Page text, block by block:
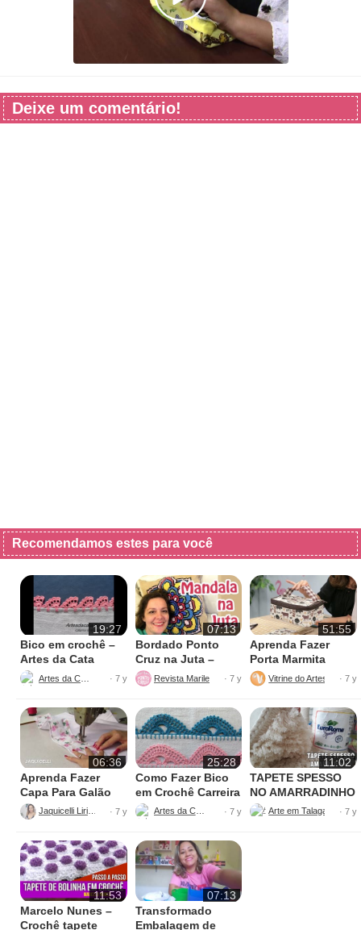
Deixe um comentário!
Recomendamos estes para você
19:27
Bico em crochê –
Artes da Cata
· 7 y
07:13
Bordado Ponto
Cruz na Juta –
Fácil de Fazer
Revista Marileny Ponto Cruz
· 7 y
51:55
Aprenda Fazer
Porta Marmita
Térmica
Vitrine do Artesanato
· 7 y
06:36
Aprenda Fazer
Capa Para Galão
de Água – 20 litros
Jaquicelli Liriane · 7 y
25:28
Como Fazer Bico
em Crochê Carreira
Única
Artes da Cata · 7 y
11:02
TAPETE SPESSO
NO AMARRADINHO
PERFEITO
· 7 y
11:53
Marcelo Nunes –
Crochê tapete
07:13
Transformado
Embalagem de